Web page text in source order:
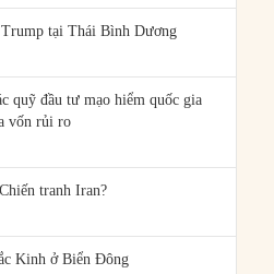
tại Thái Bình Dương
quỹ đầu tư mạo hiểm quốc gia
vốn rủi ro
tranh Iran?
Kinh ở Biển Đông